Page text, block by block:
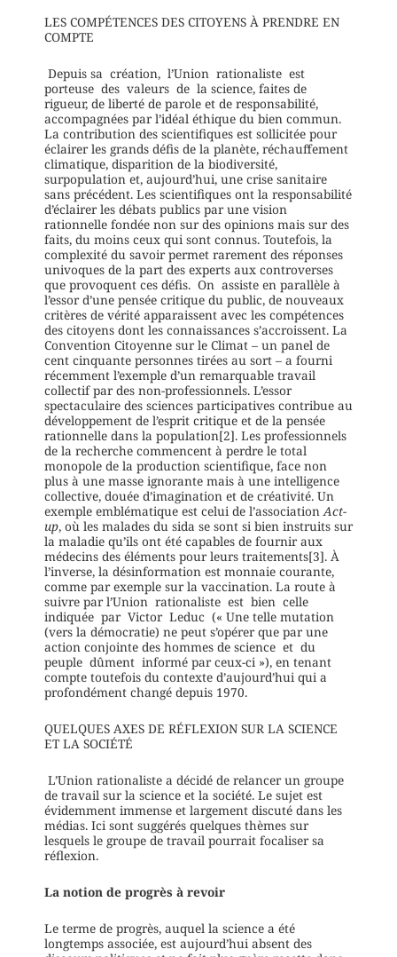
LES COMPÉTENCES DES CITOYENS À PRENDRE EN
COMPTE
Depuis sa création, l’Union rationaliste est
porteuse des valeurs de la science, faites de
rigueur, de liberté de parole et de responsabilité,
accompagnées par l’idéal éthique du bien commun.
La contribution des scientifiques est sollicitée pour
éclairer les grands défis de la planète, réchauffement
climatique, disparition de la biodiversité,
surpopulation et, aujourd’hui, une crise sanitaire
sans précédent. Les scientifiques ont la responsabilité
d’éclairer les débats publics par une vision
rationnelle fondée non sur des opinions mais sur des
faits, du moins ceux qui sont connus. Toutefois, la
complexité du savoir permet rarement des réponses
univoques de la part des experts aux controverses
que provoquent ces défis. On assiste en parallèle à
l’essor d’une pensée critique du public, de nouveaux
critères de vérité apparaissent avec les compétences
des citoyens dont les connaissances s’accroissent. La
Convention Citoyenne sur le Climat – un panel de
cent cinquante personnes tirées au sort – a fourni
récemment l’exemple d’un remarquable travail
collectif par des non-professionnels. L’essor
spectaculaire des sciences participatives contribue au
développement de l’esprit critique et de la pensée
rationnelle dans la population[2]. Les professionnels
de la recherche commencent à perdre le total
monopole de la production scientifique, face non
plus à une masse ignorante mais à une intelligence
collective, douée d’imagination et de créativité. Un
exemple emblématique est celui de l’associationAct-
up, où les malades du sida se sont si bien instruits sur
la maladie qu’ils ont été capables de fournir aux
médecins des éléments pour leurs traitements[3]. À
l’inverse, la désinformation est monnaie courante,
comme par exemple sur la vaccination. La route à
suivre par l’Union rationaliste est bien celle
indiquée par Victor Leduc (« Une telle mutation
(vers la démocratie) ne peut s’opérer que par une
action conjointe des hommes de science et du
peuple dûment informé par ceux-ci »), en tenant
compte toutefois du contexte d’aujourd’hui qui a
profondément changé depuis 1970.
QUELQUES AXES DE RÉFLEXION SUR LA SCIENCE
ET LA SOCIÉTÉ
L’Union rationaliste a décidé de relancer un groupe
de travail sur la science et la société. Le sujet est
évidemment immense et largement discuté dans les
médias. Ici sont suggérés quelques thèmes sur
lesquels le groupe de travail pourrait focaliser sa
réflexion.
La notion de progrès à revoir
Le terme de progrès, auquel la science a été
longtemps associée, est aujourd’hui absent des